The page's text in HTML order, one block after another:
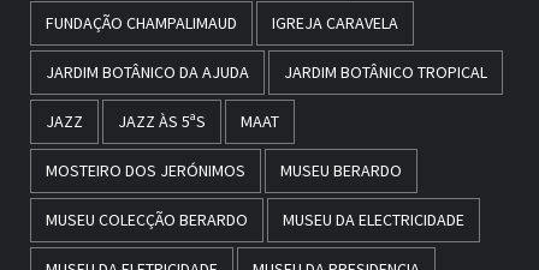
FUNDAÇÃO CHAMPALIMAUD IGREJA CARAVELA
JARDIM BOTÂNICO DA AJUDA JARDIM BOTÂNICO TROPICAL
JAZZ JAZZ ÀS 5ªS MAAT
MOSTEIRO DOS JERÓNIMOS MUSEU BERARDO
MUSEU COLECÇÃO BERARDO MUSEU DA ELECTRICIDADE